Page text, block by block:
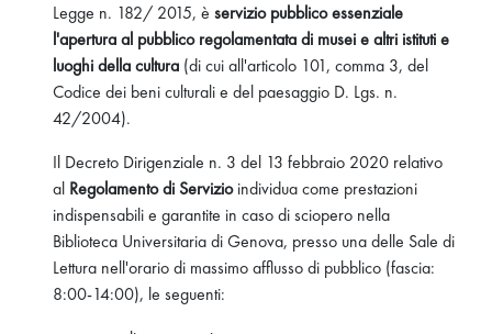
Legge n. 182/ 2015, è servizio pubblico essenziale
l'apertura al pubblico regolamentata di musei e altri istituti e
luoghi della cultura (di cui all'articolo 101, comma 3, del
Codice dei beni culturali e del paesaggio D. Lgs. n.
42/2004).
Il Decreto Dirigenziale n. 3 del 13 febbraio 2020 relativo
al Regolamento di Servizioindividua come prestazioni
indispensabili e garantite in caso di sciopero nella
Biblioteca Universitaria di Genova, presso una delle Sale di
Lettura nell'orario di massimo afflusso di pubblico (fascia:
8:00-14:00), le seguenti: